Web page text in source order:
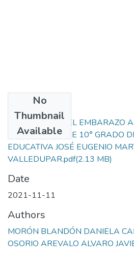
No
Thumbnail
Available
PERCEPCIÓN DEL EMBARAZO
ESTUDIANTES DE 10° GRADO
EDUCATIVA JOSÉ EUGENIO
VALLEDUPAR.pdf(2.13 MB)
Date
2021-11-11
Authors
MORÓN BLANDÓN DANIELA
OSORIO AREVALO ALVARO